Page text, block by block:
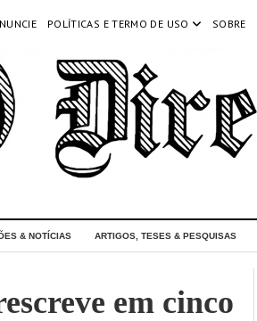
POLÍTICAS E TERMO DE USO SOBRE
& NOTÍCIAS ARTIGOS, TESES & PESQUISAS
em cinco